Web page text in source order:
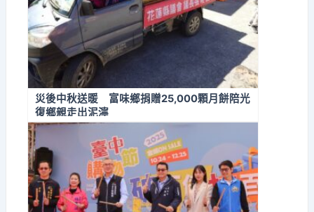
災後中秋送暖 富味鄉捐贈25,000顆月餅陪光
復鄉親走出泥濘